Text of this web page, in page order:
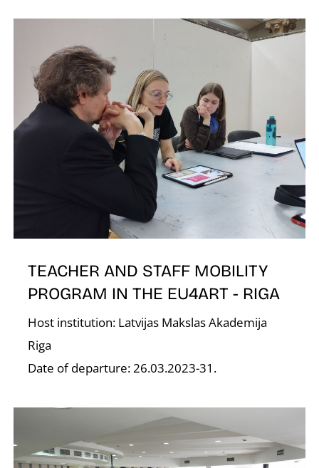
TEACHER AND STAFF MOBILITY
PROGRAM IN THE EU4ART - RIGA
Host institution: Latvijas Makslas Akademija
Riga
Date of departure: 26.03.2023-31.